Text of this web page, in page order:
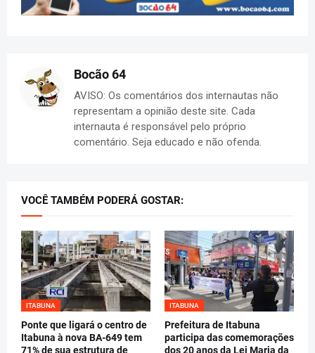
Bocão 64
AVISO: Os comentários dos internautas não
representam a opinião deste site. Cada
internauta é responsável pelo próprio
comentário. Seja educado e não ofenda.
VOCÊ TAMBÉM PODERÁ GOSTAR:
ITABUNA
Ponte que ligará o centro de
Itabuna à nova BA-649 tem
71% de sua estrutura de
ITABUNA
Prefeitura de Itabuna
participa das comemorações
dos 20 anos da Lei Maria da